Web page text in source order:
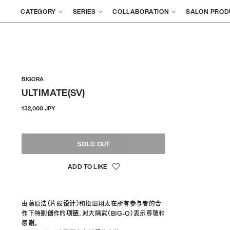
CATEGORY SERIES COLLABORATION SALON
BIGORA
ULTIMATE(SV)
132,000 JPY通
格
SOLD OUT
由藤原浩（片段设计）和松田翔太在所有参与者的合
作下特别创作的项链，对大隅武（BIG-O）表示尊敬和
感谢。